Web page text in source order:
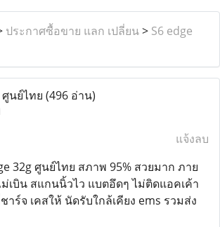
ประกาศซื้อขาย แลก เปลี่ยน> S6 edge
ศูนย์ไทย (496 อ่าน)
แจ้งลบ
32g ศูนย์ไทย สภาพ 95% สวยมาก ภาย
เบิน สแกนนิ้วไว แบตอึดๆ ไม่ติดแอคเค้า
ร์จ เคสให้ นัดรับใกล้เคียง ems รวมส่ง